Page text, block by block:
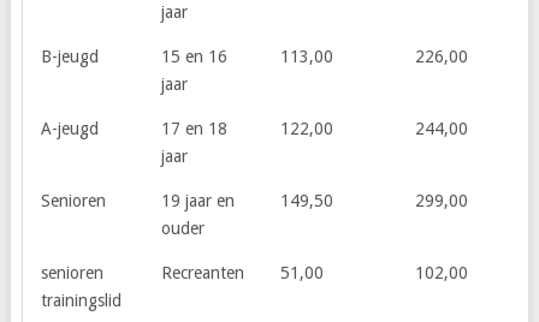
jaar
B-jeugd
15 en 16
jaar
113,00 226,00
A-jeugd
17 en 18
jaar
122,00 244,00
Senioren
19 jaar en
ouder
149,50 299,00
senioren
trainingslid
Recreanten 51,00 102,00